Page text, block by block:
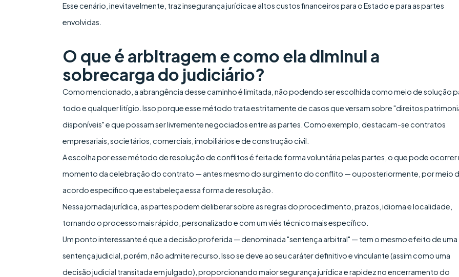
Esse cenário, inevitavelmente, traz insegurança jurídica e altos custos financeiros para o Estado e para as partes
envolvidas.
O que é arbitragem e como ela diminui a
sobrecarga do judiciário?
Como mencionado, a abrangência desse caminho é limitada, não podendo ser escolhida como meio de solução
todo e qualquer litígio. Isso porque esse método trata estritamente de casos que versam sobre "direitos
disponíveis" e que possam ser livremente negociados entre as partes. Como exemplo, destacam-se contratos
empresariais, societários, comerciais, imobiliários e de construção civil.
A escolha por esse método de resolução de conflitos é feita de forma voluntária pelas partes, o que pode ocorrer
momento da celebração do contrato — antes mesmo do surgimento do conflito — ou posteriormente, por meio
acordo específico que estabeleça essa forma de resolução.
Nessa jornada jurídica, as partes podem deliberar sobre as regras do procedimento, prazos, idioma e localidade,
tornando o processo mais rápido, personalizado e com um viés técnico mais específico.
Um ponto interessante é que a decisão proferida — denominada "sentença arbitral" — tem o mesmo efeito de uma
sentença judicial, porém, não admite recurso. Isso se deve ao seu caráter definitivo e vinculante (assim como uma
decisão judicial transitada em julgado), proporcionando maior segurança jurídica e rapidez no encerramento do